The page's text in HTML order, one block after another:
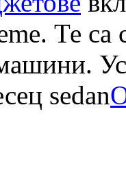
Те са
sedan